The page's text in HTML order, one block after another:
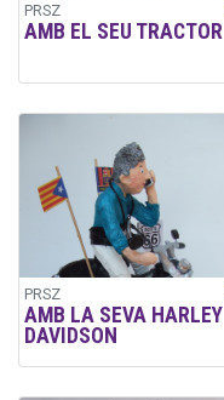
PRSZ
AMB EL SEU TRACTOR
PRSZ
AMB LA SEVA HARLEY
DAVIDSON